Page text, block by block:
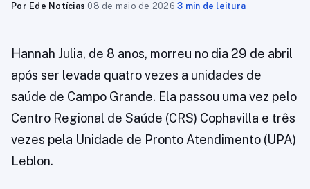
Por Ede Notícias·08 de maio de 2026·3 min de leitura
Hannah Julia, de 8 anos, morreu no dia 29 de abril
após ser levada quatro vezes a unidades de
saúde de Campo Grande. Ela passou uma vez pelo
Centro Regional de Saúde (CRS) Cophavilla e três
vezes pela Unidade de Pronto Atendimento (UPA)
Leblon.